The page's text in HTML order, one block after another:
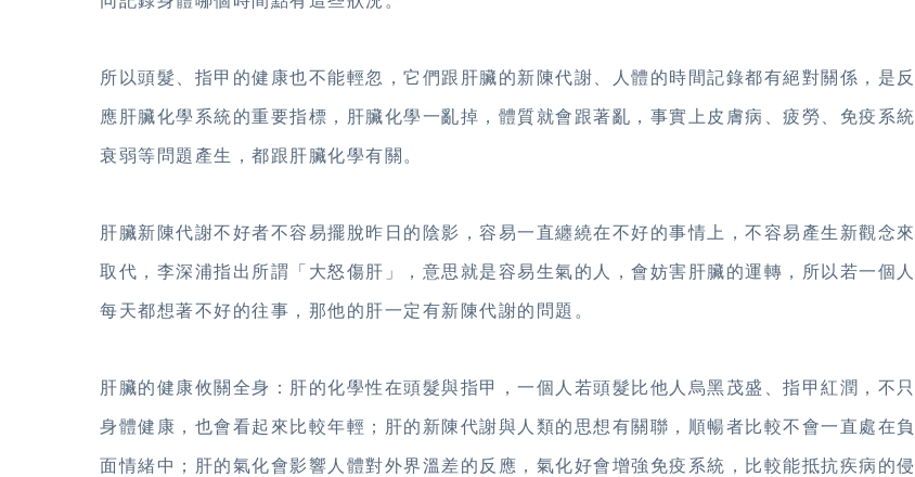
所以頭髮、指甲的健康也不能輕忽，它們跟肝臟的新陳代謝、人體的時間記錄都有絕對關係，是反
應肝臟化學系統的重要指標，肝臟化學一亂掉，體質就會跟著亂，事實上皮膚病、疲勞、免疫系統
衰弱等問題產生，都跟肝臟化學有關。
肝臟新陳代謝不好者不容易擺脫昨日的陰影，容易一直纏繞在不好的事情上，不容易產生新觀念來
取代，李深浦指出所謂「大怒傷肝」，意思就是容易生氣的人，會妨害肝臟的運轉，所以若一個人
每天都想著不好的往事，那他的肝一定有新陳代謝的問題。
肝臟的健康攸關全身：肝的化學性在頭髮與指甲，一個人若頭髮比他人烏黑茂盛、指甲紅潤，不只
身體健康，也會看起來比較年輕；肝的新陳代謝與人類的思想有關聯，順暢者比較不會一直處在負
面情緒中；肝的氣化會影響人體對外界溫差的反應，氣化好會增強免疫系統，比較能抵抗疾病的侵